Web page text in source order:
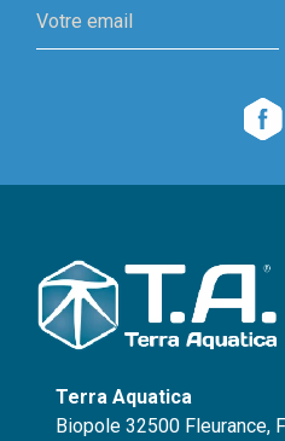
Terra Aquatica
Biopole 32500 Fleurance,